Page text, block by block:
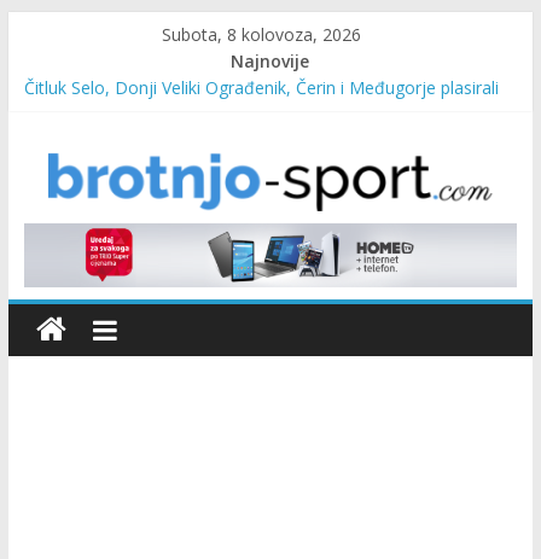
Subota, 8 kolovoza, 2026
Najnovije
Čitluk Selo, Donji Veliki Ograđenik, Čerin i Međugorje plasirali
Marin Čilić napredovao na ATP ljestvici
Poznati polufinalisti MNL MZ općine Čitluk – Brotnjo 2026.
Predsjednica Vlade Marija Buhač, ministar Ivo Bevanda i
načelnik Marin Radišić čestitali organizatoricama na realizaciji
sportsko edukativnog kampa “Izlazi vani”